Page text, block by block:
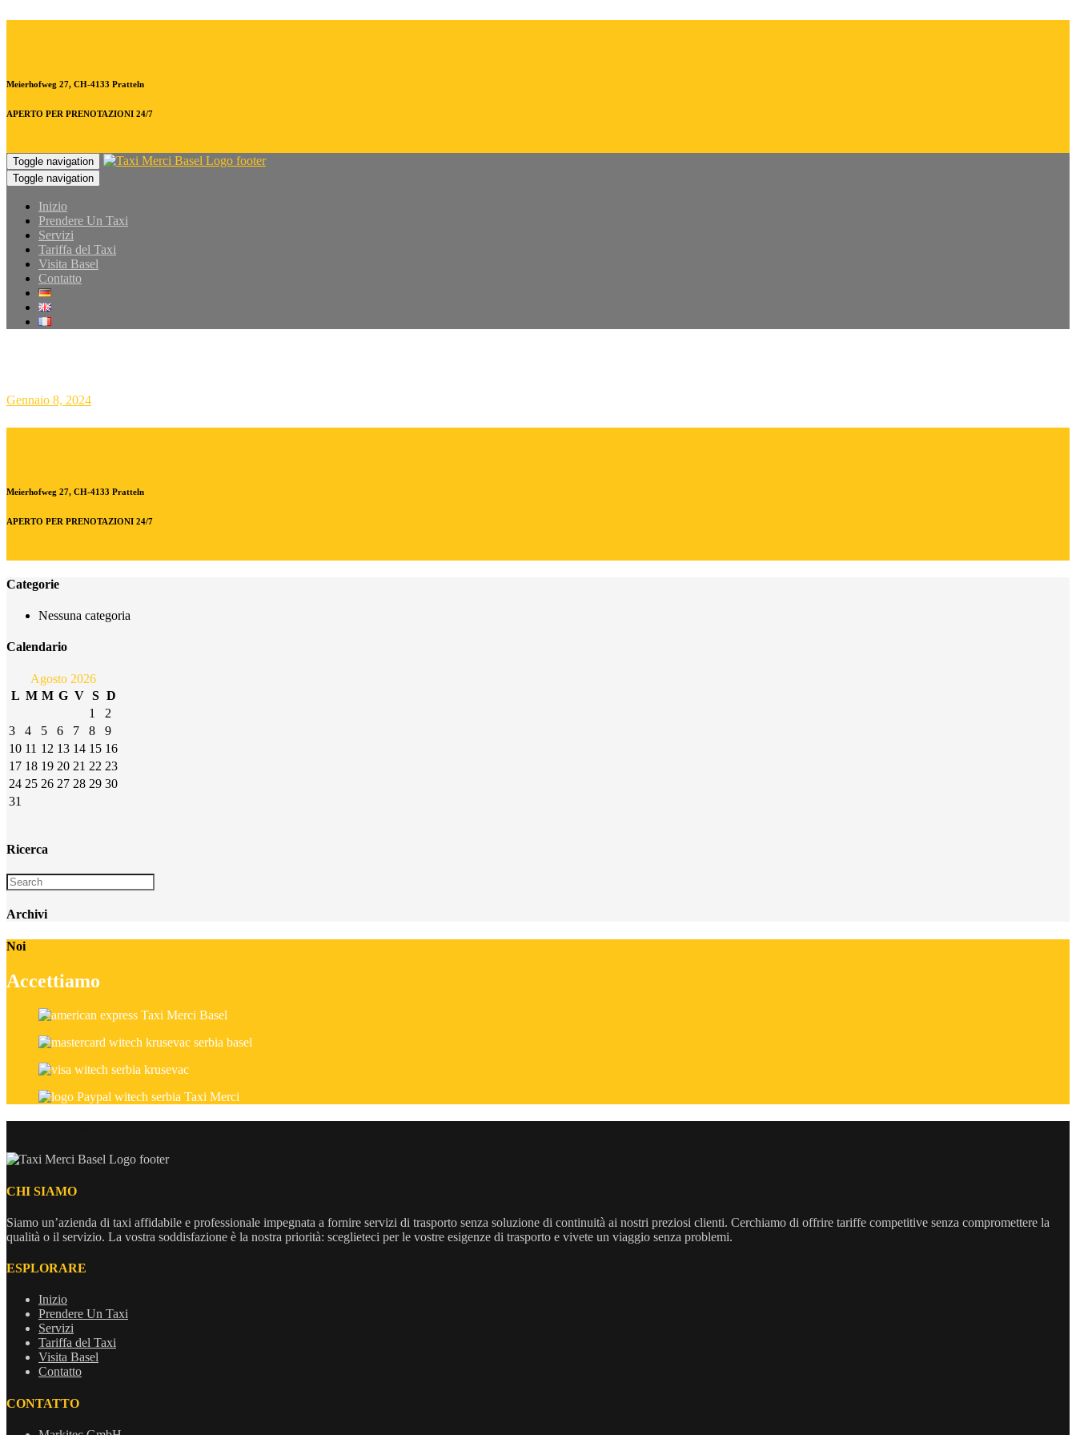
Meierhofweg 27, CH-4133 Pratteln
APERTO PER PRENOTAZIONI 24/7
Toggle navigation
Toggle navigation
Inizio
Prendere Un Taxi
Servizi
Tariffa del Taxi
Visita Basel
Contatto
Gennaio 8, 2024
Meierhofweg 27, CH-4133 Pratteln
APERTO PER PRENOTAZIONI 24/7
Categorie
Nessuna categoria
Calendario
Agosto 2026
L M M G V S D
1
2
3
4 5 6 7 8
9
10 11 12 13 14 15 16
17 18 19 20 21 22 23
24 25 26 27 28 29 30
31
Ricerca
Archivi
Noi
Accettiamo
CHI SIAMO
Siamo un’azienda di taxi affidabile e professionale impegnata a fornire servizi di trasporto senza soluzione di continuità ai nostri preziosi clienti. Cerchiamo di offrire tariffe competitive senza compromettere la
qualità o il servizio. La vostra soddisfazione è la nostra priorità: sceglieteci per le vostre esigenze di trasporto e vivete un viaggio senza problemi.
ESPLORARE
Inizio
Prendere Un Taxi
Servizi
Tariffa del Taxi
Visita Basel
Contatto
CONTATTO